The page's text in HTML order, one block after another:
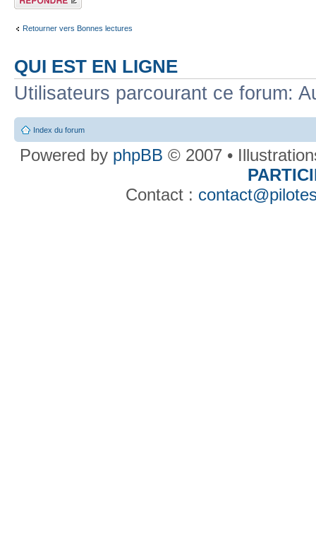
Retourner vers Bonnes lectures
QUI EST EN LIGNE
Utilisateurs parcourant ce forum:
Index du forum
Powered by phpBB © 2007 •
Contact :